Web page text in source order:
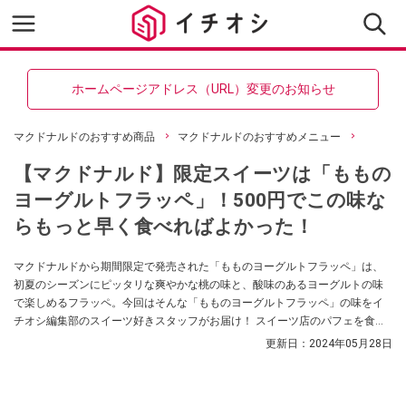
ホームページアドレス（URL）変更のお知らせ
マクドナルドのおすすめ商品 マクドナルドのおすすめメニュー
【マクドナルド】限定スイーツは「ももの
ヨーグルトフラッペ」！500円でこの味な
らもっと早く食べればよかった！
マクドナルドから期間限定で発売された「もものヨーグルトフラッペ」は、
初夏のシーズンにピッタリな爽やかな桃の味と、酸味のあるヨーグルトの味
で楽しめるフラッペ。今回はそんな「もものヨーグルトフラッペ」の味をイ
チオシ編集部のスイーツ好きスタッフがお届け！ スイーツ店のパフェを食べ
ているようなリッチなフラッペでしたので、ぜひ参考にしてみてください
更新日： 2024年05月28日